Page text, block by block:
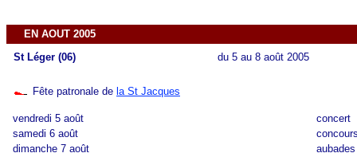
EN AOUT 2005
St Léger (06)
du 5 au 8 août 2005
Fête patronale de la St Jacques
vendredi 5 août
concert
samedi 6 août
dimanche 7 août